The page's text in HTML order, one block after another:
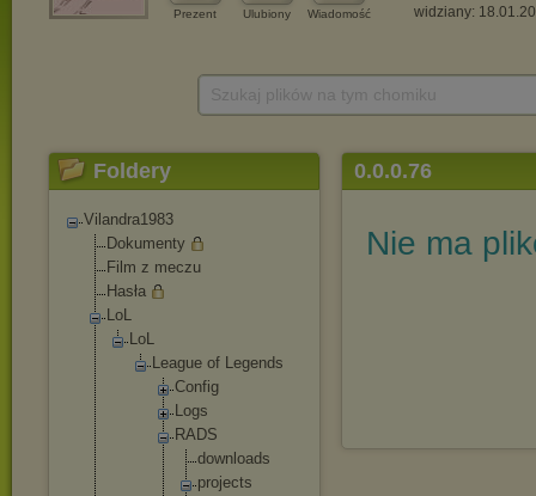
Prezent Ulubiony Wiadomość widziany:
Foldery
Vilandra1983
Dokumenty
Film z meczu
Hasła
LoL
LoL
League of Legends
Config
Logs
RADS
downl oads
projects
0.0.0.76
Nie ma